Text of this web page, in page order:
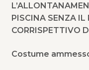
PISCINA SENZA IL
CORRISPETTIVO
Costume